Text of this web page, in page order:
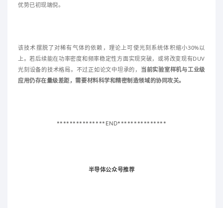
优势已初现端倪。
该技术摆脱了对稀有气体的依赖，理论上可使光刻系统体积缩小30%以
上。若后续能在功率密度和频率稳定性方面实现突破，或将改变现有DUV
光刻设备的技术格局。不过正如论文中坦承的， 当前实验室样机与工业级
应用仍存在量级差距，需要材料科学和精密制造领域的协同攻关。
***************END***************
半导体公众号推荐